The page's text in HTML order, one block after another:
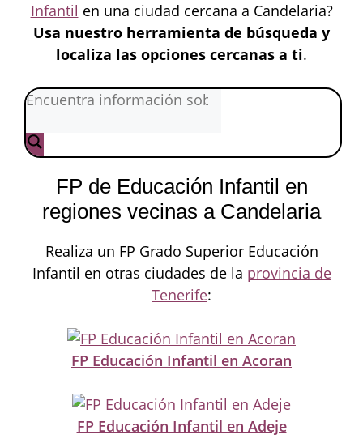
Infantil en una ciudad cercana a Candelaria?
Usa nuestro herramienta de búsqueda y
localiza las opciones cercanas a ti.
FP de Educación Infantil en
regiones vecinas a Candelaria
Realiza un FP Grado Superior Educación
Infantil en otras ciudades de la provincia de
Tenerife:
FP Educación Infantil en Acoran
FP Educación Infantil en Adeje